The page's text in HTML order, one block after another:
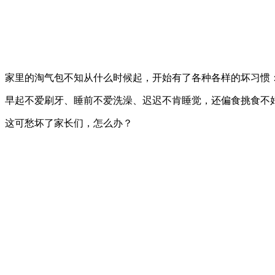
家里的淘气包不知从什么时候起，开始有了各种各样的坏习惯：
早起不爱刷牙、睡前不爱洗澡、迟迟不肯睡觉，还偏食挑食
这可愁坏了家长们，怎么办？